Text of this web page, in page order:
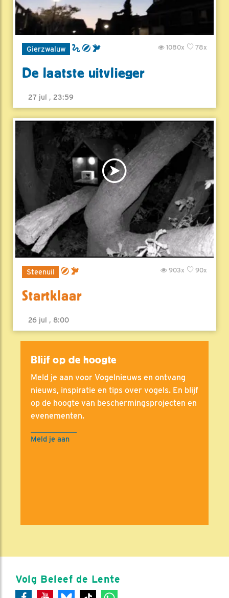
Gierzwaluw 78x
1080x
De laatste uitvlieger
27 jul , 23:59
Steenuil 90x
903x
Startklaar
26 jul , 8:00
Blijf op de hoogte
Meld je aan voor Vogelnieuws en ontvang
nieuws, inspiratie en tips over vogels. En blijf
op de hoogte van beschermingsprojecten en
evenementen.
Meld je aan
Volg Beleef de Lente